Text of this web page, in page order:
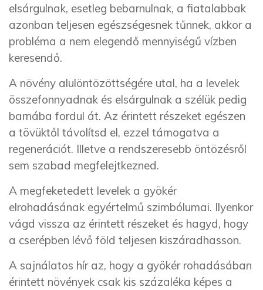
elsárgulnak, esetleg bebarnulnak, a fiatalabbak
azonban teljesen egészségesnek tűnnek, akkor a
probléma a nem elegendő mennyiségű vízben
keresendő.
A növény alulöntözöttségére utal, ha a levelek
összefonnyadnak és elsárgulnak a szélük pedig
barnába fordul át. Az érintett részeket egészen
a tövüktől távolítsd el, ezzel támogatva a
regenerációt. Illetve a rendszeresebb öntözésről
sem szabad megfelejtkezned.
A megfeketedett levelek a gyökér
elrohadásának egyértelmű szimbólumai. Ilyenkor
vágd vissza az érintett részeket és hagyd, hogy
a cserépben lévő föld teljesen kiszáradhasson.
A sajnálatos hír az, hogy a gyökér rohadásában
érintett növények csak kis százaléka képes a